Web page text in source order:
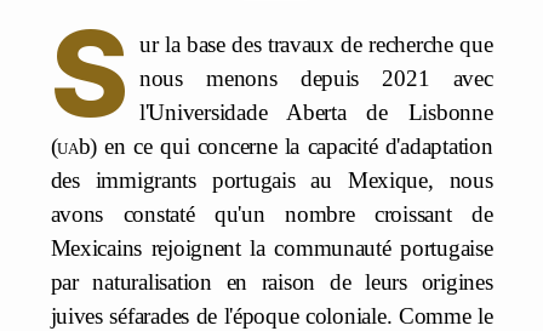
S ur la base des travaux de recherche que
nous menons depuis 2021 avec
l'Universidade Aberta de Lisbonne
(uab) en ce qui concerne la capacité d'adaptation
des immigrants portugais au Mexique, nous
avons constaté qu'un nombre croissant de
Mexicains rejoignent la communauté portugaise
par naturalisation en raison de leurs origines
juives séfarades de l'époque coloniale. Comme le